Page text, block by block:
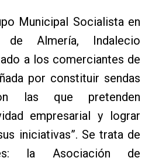
Municipal Socialista en
de Almería, Indalecio
a los comerciantes de
por constituir sendas
las que pretenden
empresarial y lograr
iniciativas”. Se trata de
la Asociación de